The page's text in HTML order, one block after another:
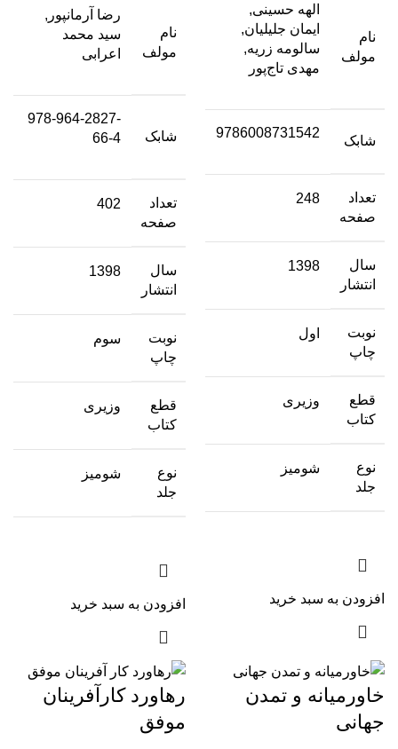
نام
مولف
الهه حسینی,
ایمان جلیلیان,
سالومه زریه,
مهدی تاج‌پور
شابک
9786008731542
تعداد
صفحه
248
سال
انتشار
1398
نوبت
چاپ
اول
قطع
کتاب
وزیری
نوع
جلد
شومیز
افزودن به سبد خرید
نام
مولف
رضا آرمانپور,
سید محمد
اعرابی
شابک
978-964-2827-
66-4
تعداد
صفحه
402
سال
انتشار
1398
نوبت
چاپ
سوم
قطع
کتاب
وزیری
نوع
جلد
شومیز
افزودن به سبد خرید
خاورمیانه و تمدن
جهانی
رهاورد کار‌آفرینان
موفق